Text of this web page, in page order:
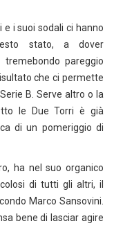
e i suoi sodali ci hanno
stato, a dover
pareggio
che ci permette
B. Serve altro o la
le Due Torri è già
di un pomeriggio di
ha nel suo organico
di tutti gli altri, il
Marco Sansovini.
bene di lasciar agire